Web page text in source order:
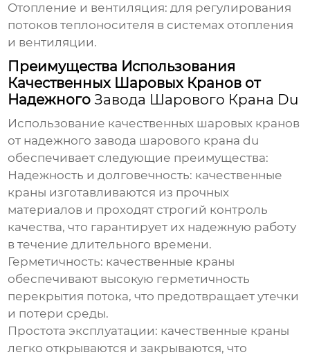
Отопление и вентиляция: для регулирования
потоков теплоносителя в системах отопления
и вентиляции.
Преимущества Использования
Качественных Шаровых Кранов от
Надежного Завода Шарового Крана Du
Использование качественных шаровых кранов
от надежногозавода шарового крана du
обеспечивает следующие преимущества:
Надежность и долговечность: качественные
краны изготавливаются из прочных
материалов и проходят строгий контроль
качества, что гарантирует их надежную работу
в течение длительного времени.
Герметичность: качественные краны
обеспечивают высокую герметичность
перекрытия потока, что предотвращает утечки
и потери среды.
Простота эксплуатации: качественные краны
легко открываются и закрываются, что